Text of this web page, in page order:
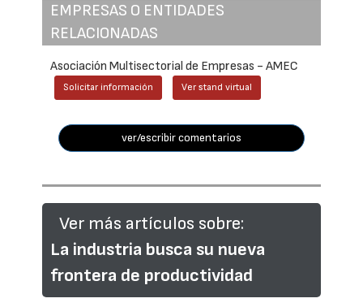
EMPRESAS O ENTIDADES
RELACIONADAS
Asociación Multisectorial de Empresas - AMEC
Solicitar información Ver stand virtual
ver/escribir comentarios
Ver más artículos sobre:
La industria busca su nueva
frontera de productividad